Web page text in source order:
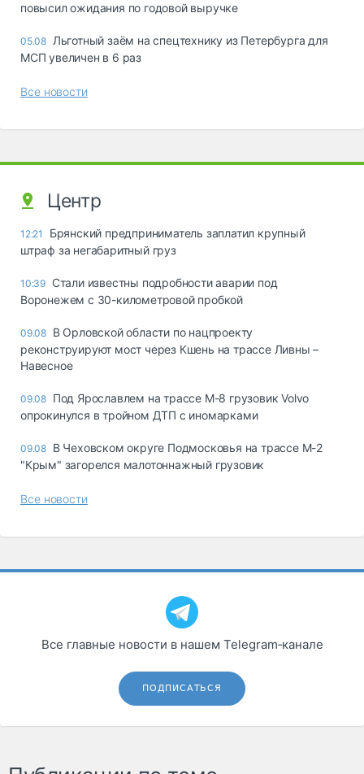
повысил ожидания по годовой выручке
05.08 Льготный заём на спецтехнику из Петербурга для
МСП увеличен в 6 раз
Все новости
Центр
12:21
Брянский предприниматель заплатил крупный
штраф за негабаритный груз
10:39 Стали известны подробности аварии под
Воронежем с 30-километровой пробкой
09.08 В Орловской области по нацпроекту
реконструируют мост через Кшень на трассе Ливны –
Навесное
09.08 Под Ярославлем на трассе М-8 грузовик Volvo
опрокинулся в тройном ДТП с иномарками
09.08 В Чеховском округе Подмосковья на трассе М-2
"Крым" загорелся малотоннажный грузовик
Все новости
Все главные новости в нашем Telegram‑канале
ПОДПИСАТЬСЯ